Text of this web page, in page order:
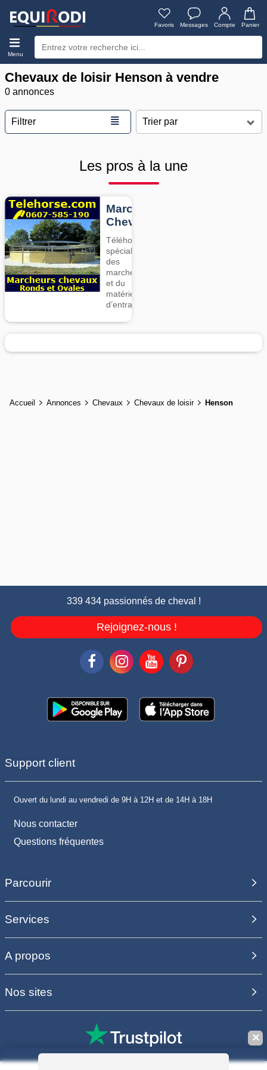
Favoris Messages Compte Panier
Menu
Chevaux de loisir Henson à vendre
0 annonces
Filtrer ≣
Les pros à la une
Marcheurs
Chevaux
Téléhorse,
spécialiste
des
marcheurs
et du
matériel
d’entrainement
Accueil Annonces Chevaux Chevaux de loisir Henson
339 434 passionnés de cheval !
Rejoignez-nous !
Support client
Ouvert du lundi au vendredi de 9H à 12H et de 14H à 18H
Nous contacter
Questions fréquentes
Parcourir
Services
A propos
Nos sites
✕